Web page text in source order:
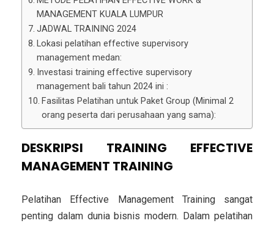
MANAGEMENT KUALA LUMPUR
JADWAL TRAINING 2024
Lokasi pelatihan effective supervisory
management medan:
Investasi training effective supervisory
management bali tahun 2024 ini :
Fasilitas Pelatihan untuk Paket Group (Minimal 2
orang peserta dari perusahaan yang sama):
DESKRIPSI TRAINING EFFECTIVE
MANAGEMENT TRAINING
Pelatihan Effective Management Training sangat
penting dalam dunia bisnis modern. Dalam pelatihan